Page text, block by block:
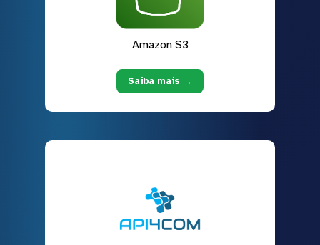
Amazon S3
Saiba mais →